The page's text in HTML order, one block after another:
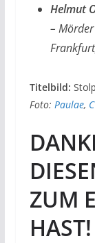
Helmut
–
Titelbild:
Foto: Paulae,
ZUM
HAST!